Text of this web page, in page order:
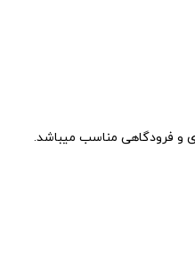
و فرودگاهی مناسب میباشد.